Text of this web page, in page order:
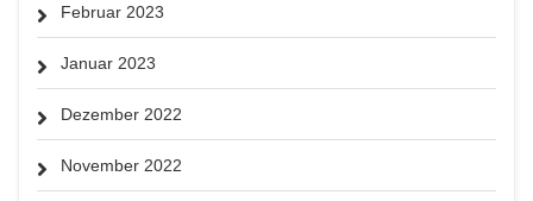
Februar 2023
Januar 2023
Dezember 2022
November 2022